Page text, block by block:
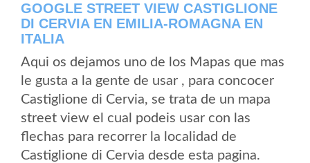
GOOGLE STREET VIEW CASTIGLIONE
DI CERVIA EN EMILIA-ROMAGNA EN
ITALIA
Aqui os dejamos uno de los Mapas que mas
le gusta a la gente de usar , para concocer
Castiglione di Cervia, se trata de un mapa
street view el cual podeis usar con las
flechas para recorrer la localidad de
Castiglione di Cervia desde esta pagina.